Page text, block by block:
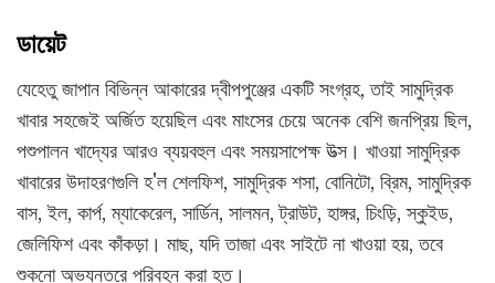
ডায়েট
যেহেতু জাপান বিভিন্ন আকারের দ্বীপপুঞ্জের একটি সংগ্রহ, তাই সামুদ্রিক
খাবার সহজেই অর্জিত হয়েছিল এবং মাংসের চেয়ে অনেক বেশি জনপ্রিয় ছিল,
পশুপালন খাদ্যের আরও ব্যয়বহুল এবং সময়সাপেক্ষ উত্স। খাওয়া সামুদ্রিক
খাবারের উদাহরণগুলি হ'ল শেলফিশ, সামুদ্রিক শসা, বোনিটো, ব্রিম, সামুদ্রিক
বাস, ইল, কার্প, ম্যাকেরেল, সার্ডিন, সালমন, ট্রাউট, হাঙ্গর, চিংড়ি, স্কুইড,
জেলিফিশ এবং কাঁকড়া। মাছ, যদি তাজা এবং সাইটে না খাওয়া হয়, তবে
শুকনো অভ্যন্তরে পরিবহন করা হত।